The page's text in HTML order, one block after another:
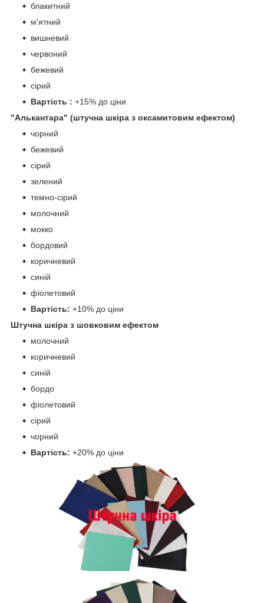
блакитний
м'ятний
вишневий
червоний
бежевий
сірий
Вартість : +15% до ціни
"Алькантара" (штучна шкіра з оксамитовим ефектом)
чорний
бежевий
сірий
зелений
темно-сірий
молочний
мокко
бордовий
коричневий
синій
фіолетовий
Вартість: +10% до ціни
Штучна шкіра з шовковим ефектом
молочний
коричневий
синій
бордо
фіолетовий
сірий
чорний
Вартість: +20% до ціни